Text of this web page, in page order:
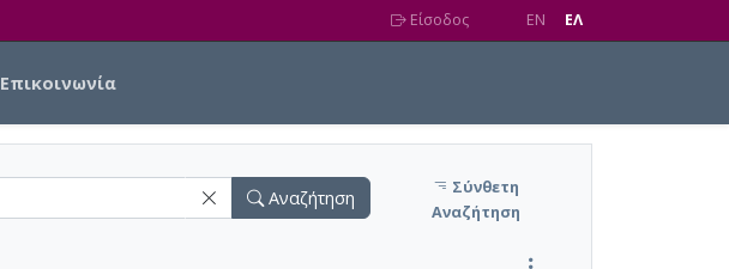
Είσοδος EN EΛ
Επικοινωνία
Αναζήτηση
Σύνθετη
Αναζήτηση